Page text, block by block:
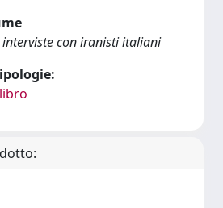
con iranisti italiani